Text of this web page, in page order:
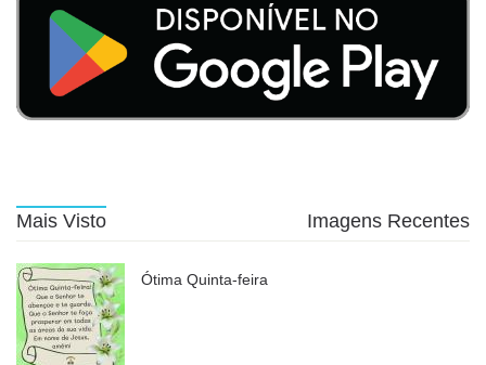
Mais Visto Imagens Recentes
Ótima Quinta-feira